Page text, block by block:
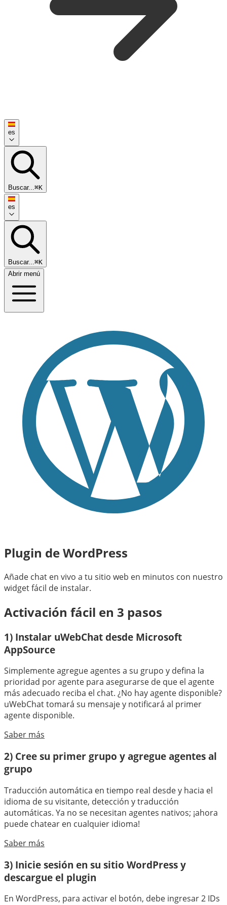
es
Buscar...⌘K
es
Buscar...⌘K
Abrir menú
Plugin de WordPress
Añade chat en vivo a tu sitio web en minutos con nuestro
widget fácil de instalar.
Activación fácil en 3 pasos
1) Instalar uWebChat desde Microsoft
AppSource
Simplemente agregue agentes a su grupo y defina la
prioridad por agente para asegurarse de que el agente
más adecuado reciba el chat. ¿No hay agente disponible?
uWebChat tomará su mensaje y notificará al primer
agente disponible.
Saber más
2) Cree su primer grupo y agregue agentes al
grupo
Traducción automática en tiempo real desde y hacia el
idioma de su visitante, detección y traducción
automáticas. Ya no se necesitan agentes nativos; ¡ahora
puede chatear en cualquier idioma!
Saber más
3) Inicie sesión en su sitio WordPress y
descargue el plugin
En WordPress, para activar el botón, debe ingresar 2 IDs